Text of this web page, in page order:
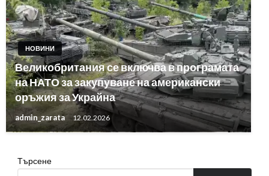
НОВИНИ
Великобритания се включва в програмата
на НАТО за закупуване на американски
оръжия за Украйна
admin_zarata 12.02.2026
Търсене